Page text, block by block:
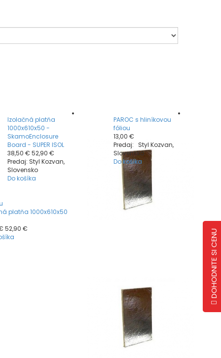
DOHODNITE SI CENU
Izolačná platňa
1000x610x50 -
SkamoEnclosure
Board - SUPER ISOL
38,50 € 52,90 €
Predaj: Styl Kozvan,
Slovensko
Do košíka
platňa 1000x610x50
52,90 €
PAROC s hliníkovou
fóliou
13,00 €
Predaj: Styl Kozvan,
Slovensko
Do košíka